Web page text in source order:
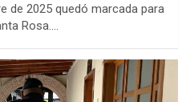
de 2025 quedó marcada para
Rosa.…